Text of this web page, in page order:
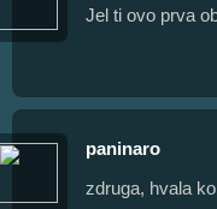
Jel ti ovo prva
paninaro
zdruga, hvala